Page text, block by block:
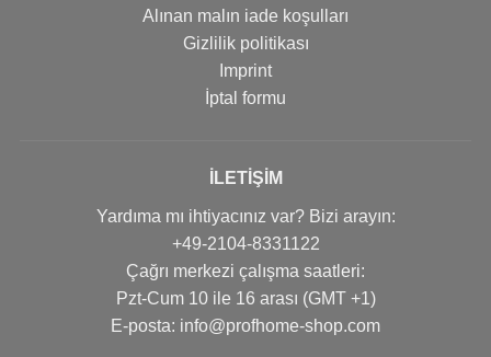
Alınan malın iade koşulları
Gizlilik politikası
Imprint
İptal formu
İLETIŞIM
Yardıma mı ihtiyacınız var? Bizi arayın:
+49-2104-8331122
Çağrı merkezi çalışma saatleri:
Pzt-Cum 10 ile 16 arası (GMT +1)
Е-posta: info@profhome-shop.com